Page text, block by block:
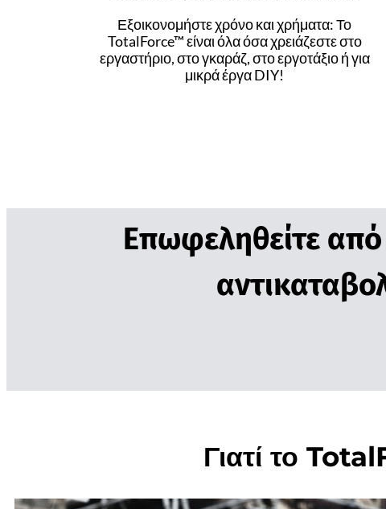
Εξοικονομήστε χρόνο και χρήματα: Το
TotalForce™ είναι όλα όσα χρειάζεστε στο
εργαστήριο, στο γκαράζ, στο εργοτάξιο ή για
μικρά έργα DIY!
Επωφεληθείτε
Γιατί το